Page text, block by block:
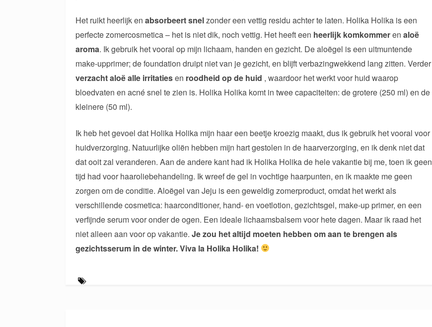
Het ruikt heerlijk en absorbeert snelzonder een vettig residu achter te laten. Holika Holika is een
perfecte zomercosmetica – het is niet dik, noch vettig. Het heeft een heerlijk komkommeren aloë
aroma. Ik gebruik het vooral op mijn lichaam, handen en gezicht. De aloëgel is een uitmuntende
make-upprimer; de foundation druipt niet van je gezicht, en blijft verbazingwekkend lang zitten. Verder
verzacht aloë alle irritatiesen roodheid op de huid , waardoor het werkt voor huid waarop
bloedvaten en acné snel te zien is. Holika Holika komt in twee capaciteiten: de grotere (250 ml) en de
kleinere (50 ml).
Ik heb het gevoel dat Holika Holika mijn haar een beetje kroezig maakt, dus ik gebruik het vooral voor
huidverzorging. Natuurlijke oliën hebben mijn hart gestolen in de haarverzorging, en ik denk niet dat
dat ooit zal veranderen. Aan de andere kant had ik Holika Holika de hele vakantie bij me, toen ik geen
tijd had voor haaroliebehandeling. Ik wreef de gel in vochtige haarpunten, en ik maakte me geen
zorgen om de conditie. Aloëgel van Jeju is een geweldig zomerproduct, omdat het werkt als
verschillende cosmetica: haarconditioner, hand- en voetlotion, gezichtsgel, make-up primer, en een
verfijnde serum voor onder de ogen. Een ideale lichaamsbalsem voor hete dagen. Maar ik raad het
niet alleen aan voor op vakantie. Je zou het altijd moeten hebben om aan te brengen als
gezichtsserum in de winter. Viva la Holika Holika!